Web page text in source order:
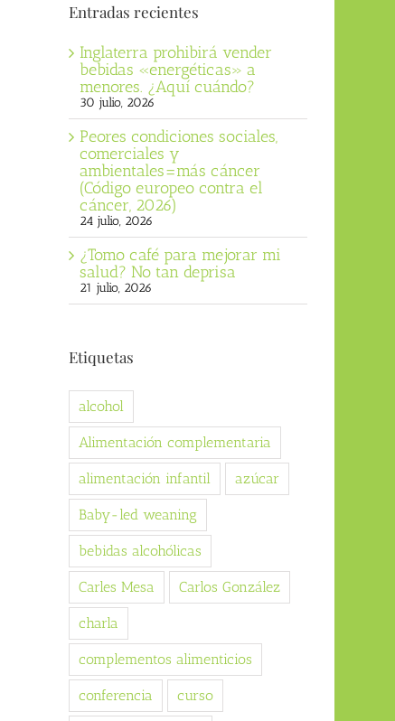
Entradas recientes
Inglaterra prohibirá vender
bebidas «energéticas» a
menores. ¿Aquí cuándo?
30 julio, 2026
Peores condiciones sociales,
comerciales y
ambientales=más cáncer
(Código europeo contra el
cáncer, 2026)
24 julio, 2026
¿Tomo café para mejorar mi
salud? No tan deprisa
21 julio, 2026
Etiquetas
alcohol
Alimentación complementaria
alimentación infantil azúcar
Baby-led weaning
bebidas alcohólicas
Carles Mesa Carlos González
charla
complementos alimenticios
conferencia curso